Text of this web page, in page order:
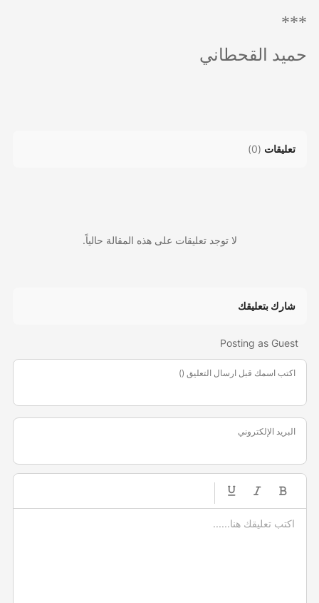
***
حميد القحطاني
تعليقات (
0
)
لا توجد تعليقات على هذه المقالة حالياً.
شارك بتعليقك
Posting as Guest
اكتب اسمك قبل ارسال التعليق ()
البريد الإلكتروني
-
-